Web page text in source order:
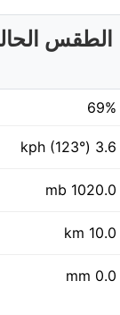
الطقس
69%
3.6 kph (123°)
1020.0 mb
10.0 km
0.0 mm